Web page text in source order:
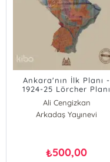
Ankara'nın İlk Planı -
1924-25 Lörcher Planı
Ali Cengizkan
Arkadaş Yayınevi
₺500,00